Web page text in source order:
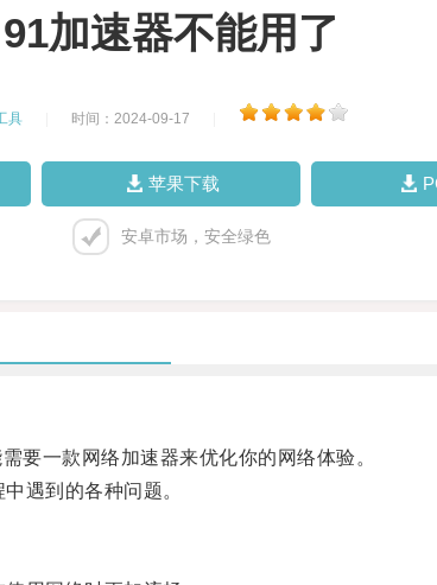
91加速器不能用了
具 时间：2024-09-17
苹果下载
安卓市场，安全绿色
一款网络加速器来优化你的网络体验。
遇到的各种问题。